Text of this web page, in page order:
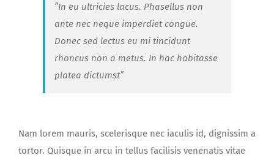
”In eu ultricies lacus. Phasellus non
ante nec neque imperdiet congue.
Donec sed lectus eu mi tincidunt
rhoncus non a metus. In hac habitasse
platea dictumst”
Nam lorem mauris, scelerisque nec iaculis id, dignissim a
tortor. Quisque in arcu in tellus facilisis venenatis vitae